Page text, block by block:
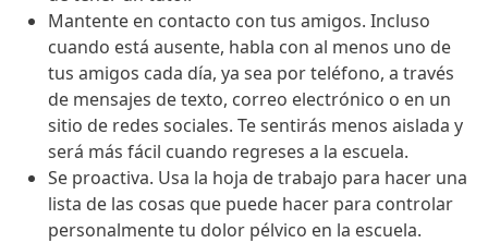
Mantente en contacto con tus amigos. Incluso
cuando está ausente, habla con al menos uno de
tus amigos cada día, ya sea por teléfono, a través
de mensajes de texto, correo electrónico o en un
sitio de redes sociales. Te sentirás menos aislada y
será más fácil cuando regreses a la escuela.
Se proactiva. Usa la hoja de trabajo para hacer una
lista de las cosas que puede hacer para controlar
personalmente tu dolor pélvico en la escuela.